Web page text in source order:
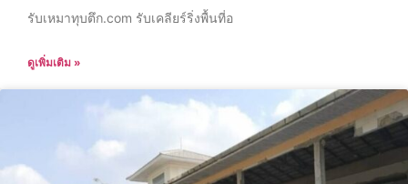
รับเหมาทุบตึก.com รับเคลียร์ริ่งพื้นที่อ
ดูเพิ่มเติม »